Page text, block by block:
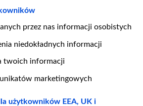
przez nas informacji osobistych
niedokładnych informacji
twoich informacji
marketingowych
użytkowników EEA, UK i